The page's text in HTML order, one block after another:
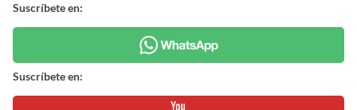
Suscríbete en:
Suscríbete en: